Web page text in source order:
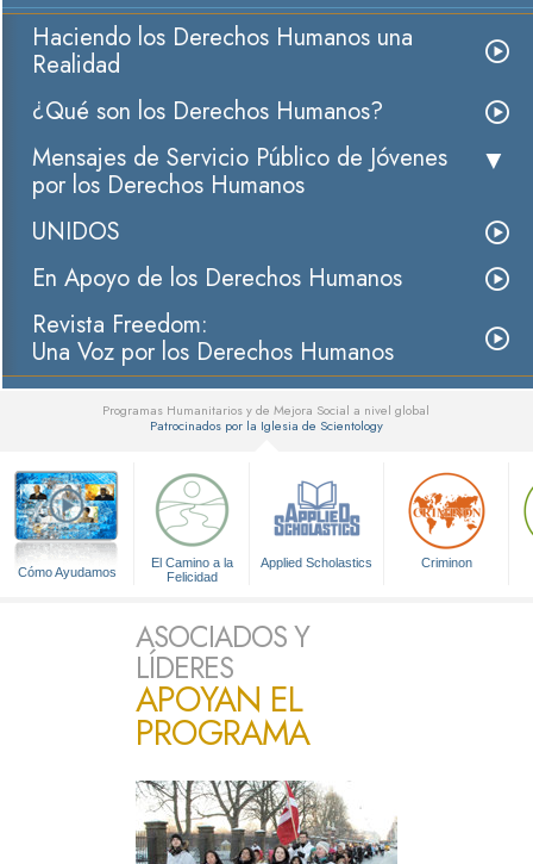
Haciendo los Derechos Humanos una
Realidad
¿Qué son los Derechos Humanos?
Mensajes de Servicio Público de Jóvenes
por los Derechos Humanos
UNIDOS
En Apoyo de los Derechos Humanos
Revista Freedom:
Una Voz por los Derechos Humanos
Programas Humanitarios y de Mejora Social a nivel global
Patrocinados por la Iglesia de Scientology
Cómo Ayudamos
El Camino a la
Felicidad
Applied Scholastics Criminon
ASOCIADOS Y
LÍDERES
APOYAN EL
PROGRAMA